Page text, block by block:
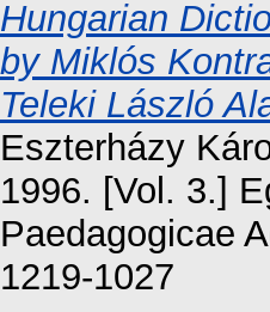
Hungarian
by Miklós
Teleki László
Eszterházy
1996. [Vol. 3.]
Paedagogicae
1219-1027